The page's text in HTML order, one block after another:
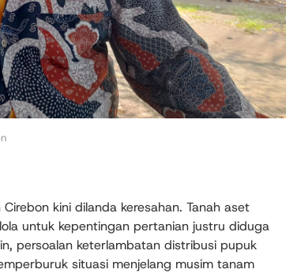
kini dilanda keresahan. Tanah aset
untuk kepentingan pertanian justru diduga
persoalan keterlambatan distribusi pupuk
situasi menjelang musim tanam